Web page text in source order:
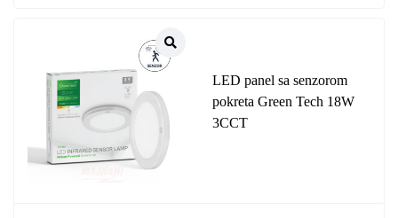
LED panel sa senzorom
pokreta Green Tech 18W
3CCT